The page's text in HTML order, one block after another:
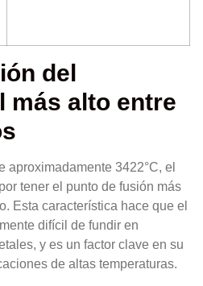
del
más alto entre
aproximadamente 3422°C, el
tener el punto de fusión más
Esta característica hace que el
difícil de fundir en
y es un factor clave en su
de altas temperaturas.